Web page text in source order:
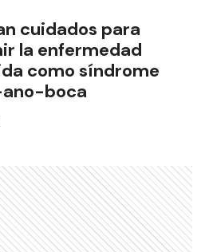
cuidados para
la enfermedad
como síndrome
boca